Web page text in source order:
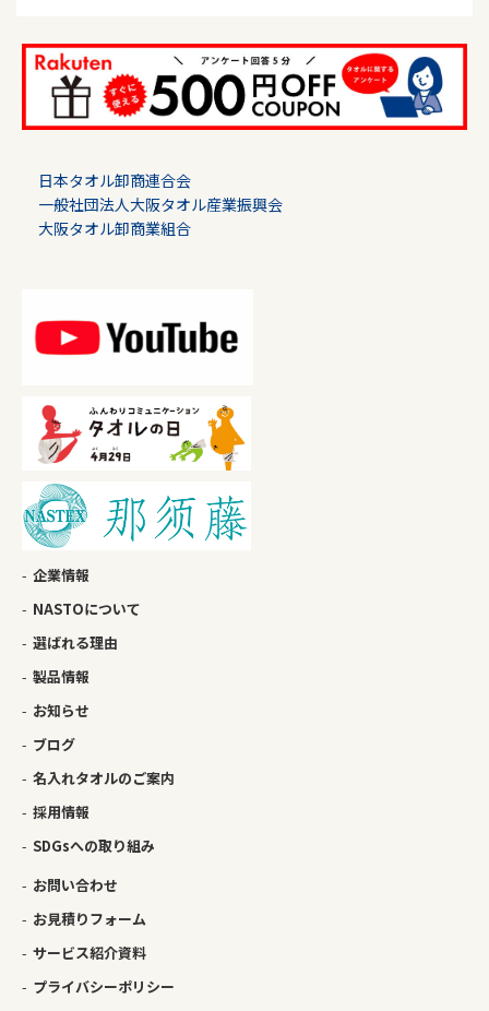
日本タオル卸商連合会
一般社団法人大阪タオル産業振興会
大阪タオル卸商業組合
企業情報
NASTOについて
選ばれる理由
製品情報
お知らせ
ブログ
名入れタオルのご案内
採用情報
SDGsへの取り組み
お問い合わせ
お見積りフォーム
サービス紹介資料
プライバシーポリシー